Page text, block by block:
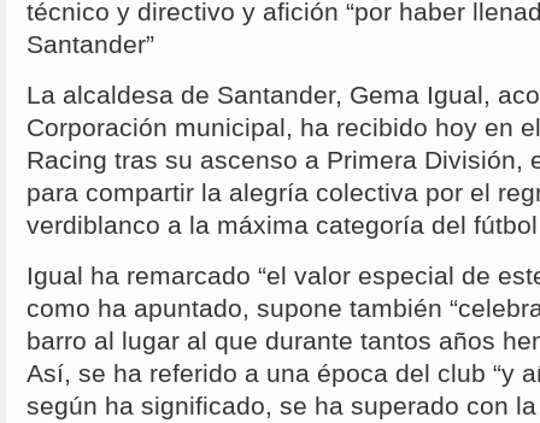
técnico y directivo y afición “por haber
Santander”
La alcaldesa de Santander, Gema Igual,
Corporación municipal, ha recibido hoy en
Racing tras su ascenso a Primera División,
para compartir la alegría colectiva por el
verdiblanco a la máxima categoría del
Igual ha remarcado “el valor especial de
como ha apuntado, supone también
barro al lugar al que durante tantos años
Así, se ha referido a una época del club “y
según ha significado, se ha superado con